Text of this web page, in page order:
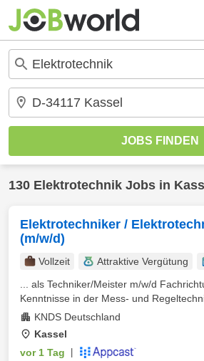
130 Elektrotechnik Jobs in
Elektrotechniker /
(m/w/d)
Vollzeit Attraktive Vergütung
... als Techniker/Meister m/w/d
Kenntnisse in der Mess- und
KNDS Deutschland
Kassel
vor 1 Tag